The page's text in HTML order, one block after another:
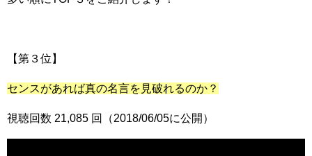
【第３位】
センスがあれば真の名言を見破れるのか？
視聴回数 21,085 回（2018/06/05に公開）